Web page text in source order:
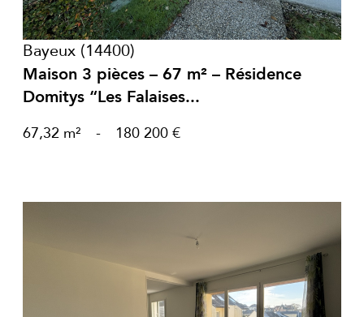
Bayeux (14400)
Maison 3 pièces – 67 m² – Résidence
Domitys “Les Falaises...
67,32 m² - 180 200 €